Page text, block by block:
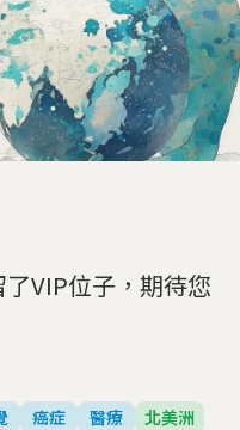
VIP位子，期待您
癌症 醫療 北美洲